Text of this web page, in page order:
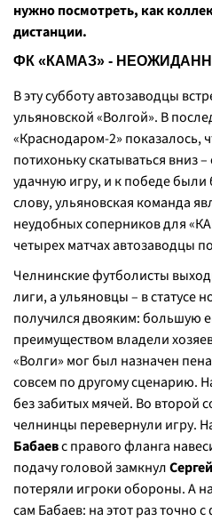
нужно посмотреть, как
дистанции.
ФК «КАМАЗ» -
В эту субботу автозаводцы
ульяновской «Волгой». В
«Краснодаром-2» показалось,
потихоньку скатываться вниз
удачную игру, и к победе
слову, ульяновская команда
неудобных соперников для
четырех матчах автозаводцы
Челнинские футболисты
лиги, а ульяновцы – в статусе
получился двояким: большую
преимуществом владели
«Волги» мог был назначен
совсем по другому сценарию.
без забитых мячей. Во второй
челнинцы перевернули игру.
Бабаевс правого фланга
подачу головой замкнул
потеряли игроки обороны. А
сам Бабаев: на этот раз точно